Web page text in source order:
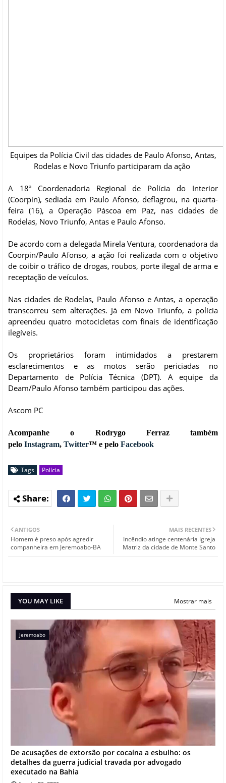
Equipes da Polícia Civil das cidades de Paulo Afonso, Antas,
Rodelas e Novo Triunfo participaram da ação
A 18ª Coordenadoria Regional de Polícia do Interior
(Coorpin), sediada em Paulo Afonso, deflagrou, na quarta-
feira (16), a Operação Páscoa em Paz, nas cidades de
Rodelas, Novo Triunfo, Antas e Paulo Afonso.
De acordo com a delegada Mirela Ventura, coordenadora da
Coorpin/Paulo Afonso, a ação foi realizada com o objetivo
de coibir o tráfico de drogas, roubos, porte ilegal de arma e
receptação de veículos.
Nas cidades de Rodelas, Paulo Afonso e Antas, a operação
transcorreu sem alterações. Já em Novo Triunfo, a polícia
apreendeu quatro motocicletas com finais de identificação
ilegíveis.
Os proprietários foram intimidados a prestarem
esclarecimentos e as motos serão periciadas no
Departamento de Polícia Técnica (DPT). A equipe da
Deam/Paulo Afonso também participou das ações.
Ascom PC
Acompanhe o Rodrygo Ferraz também
pelo Instagram, Twitter™ e pelo Facebook
Tags Polícia
MAIS RECENTES
Incêndio atinge centenária Igreja
Matriz da cidade de Monte Santo
ANTIGOS
Homem é preso após agredir
companheira em Jeremoabo-BA
YOU MAY LIKE Mostrar mais
Jeremoabo
De acusações de extorsão por cocaína a esbulho: os
detalhes da guerra judicial travada por advogado
executado na Bahia